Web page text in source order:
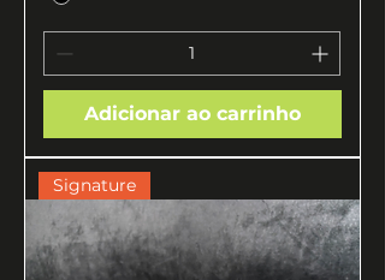
Adicionar ao carrinho
Signature